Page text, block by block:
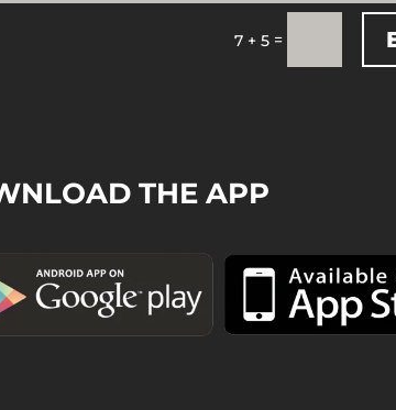
7 + 5 =
THE APP